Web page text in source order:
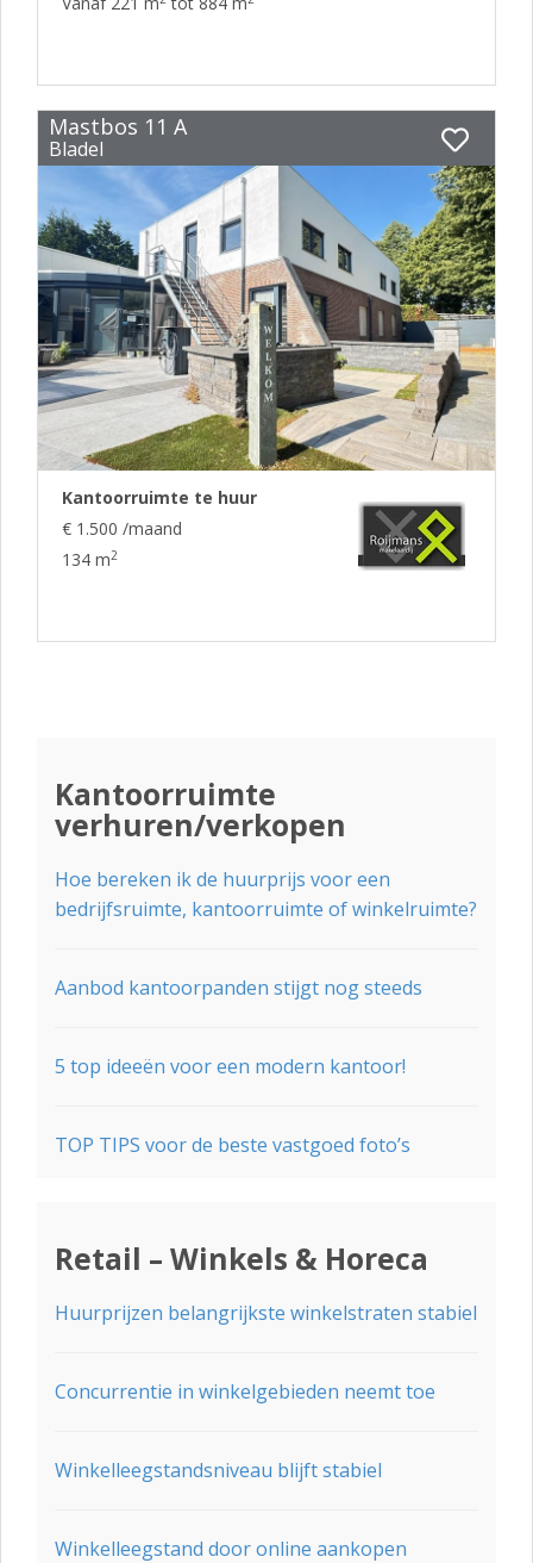
Mastbos 11 A
Bladel
Kantoorruimte te huur
€ 1.500 /maand
134 m2
Kantoorruimte
verhuren/verkopen
Hoe bereken ik de huurprijs voor een
bedrijfsruimte, kantoorruimte of winkelruimte?
Aanbod kantoorpanden stijgt nog steeds
5 top ideeën voor een modern kantoor!
TOP TIPS voor de beste vastgoed foto’s
Retail – Winkels & Horeca
Huurprijzen belangrijkste winkelstraten stabiel
Concurrentie in winkelgebieden neemt toe
Winkelleegstandsniveau blijft stabiel
Winkelleegstand door online aankopen